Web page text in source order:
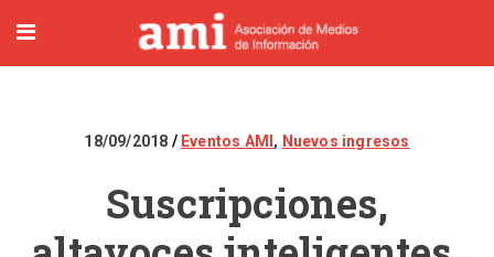
18/09/2018 Eventos AMI , Nuevos ingresos
Suscripciones,